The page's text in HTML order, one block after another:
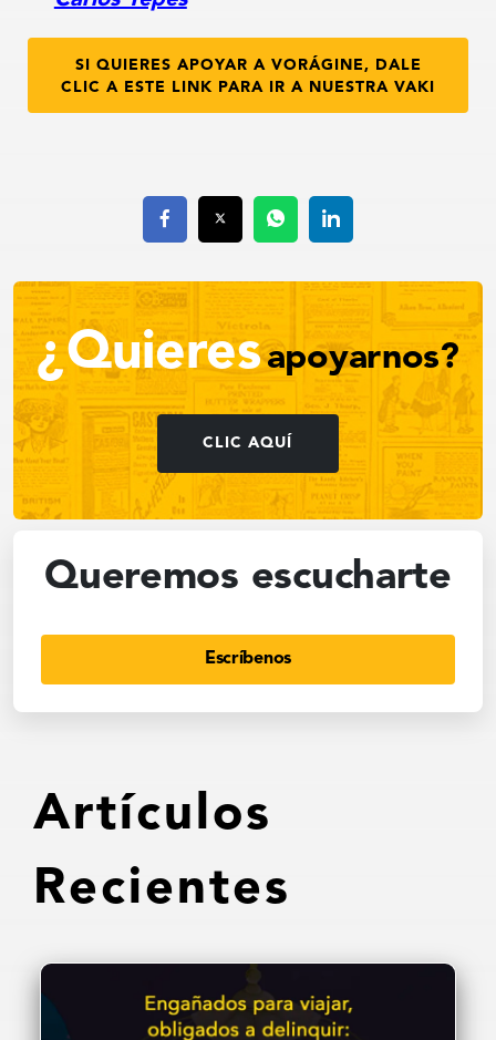
SI QUIERES APOYAR A VORÁGINE, DALE
CLIC A ESTE LINK PARA IR A NUESTRA VAKI
¿Quieresapoyarnos?
CLIC AQUÍ
Queremos escucharte
Escríbenos
Artículos
Recientes